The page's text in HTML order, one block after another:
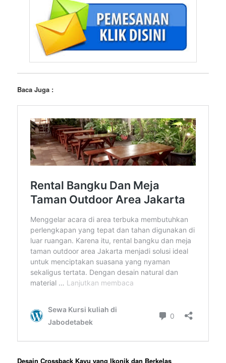
Baca Juga :
Desain Crossback Kayu yang Ikonik dan Berkelas